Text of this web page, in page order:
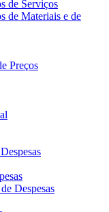
de Serviços
de Materiais e de
Preços
Despesas